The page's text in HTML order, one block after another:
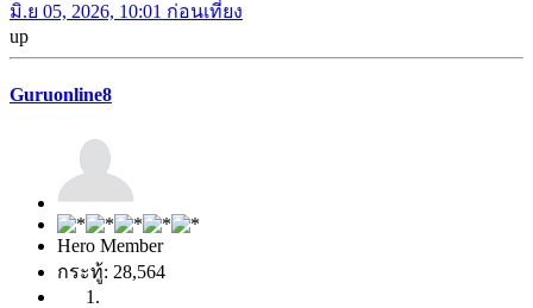
มิ.ย 05, 2026, 10:01 ก่อนเที่ยง
up
Guruonline8
Hero Member
กระทู้: 28,564